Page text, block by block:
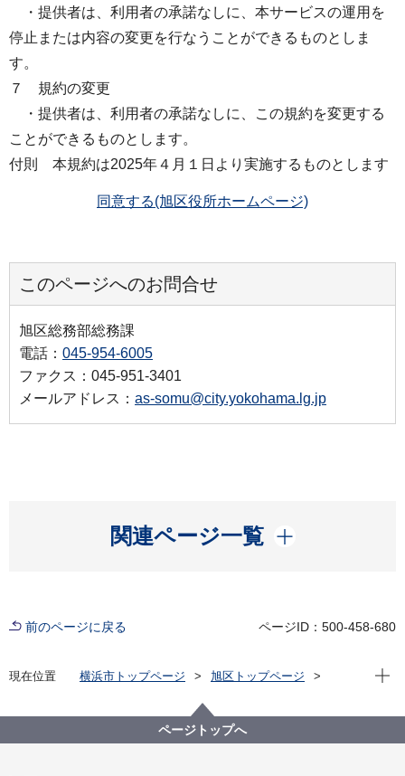
・提供者は、利用者の承諾なしに、本サービスの運用を
停止または内容の変更を行なうことができるものとしま
す。
７ 規約の変更
・提供者は、利用者の承諾なしに、この規約を変更する
ことができるものとします。
付則 本規約は2025年４月１日より実施するものとします
同意する(旭区役所ホームページ)
このページへのお問合せ
旭区総務部総務課
電話： 045-954-6005
ファクス：045-951-3401
メールアドレス： as-somu@city.yokohama.lg.jp
関連ページ一覧
開く
前のページに戻る ページID：500-458-680
現在位置 横浜市トップページ
旭区トップページ
旭区役所 Free Wi-Fiのご案内
現在
ページトップへ